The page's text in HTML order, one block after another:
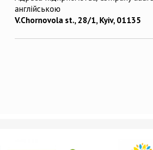
англійською
V.Chornovola st., 28/1, Kyiv, 01135